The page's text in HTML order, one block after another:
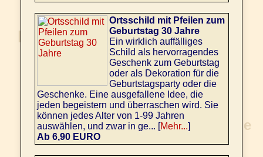
Ortsschild mit Pfeilen zum
Geburtstag 30 Jahre
Ein wirklich auffälliges
Schild als hervorragendes
Geschenk zum Geburtstag
oder als Dekoration für die
Geburtstagsparty oder die
Geschenke. Eine ausgefallene Idee, die
jeden begeistern und überraschen wird. Sie
können jedes Alter von 1-99 Jahren
auswählen, und zwar in ge... [Mehr...]
Ab 6,90 EURO